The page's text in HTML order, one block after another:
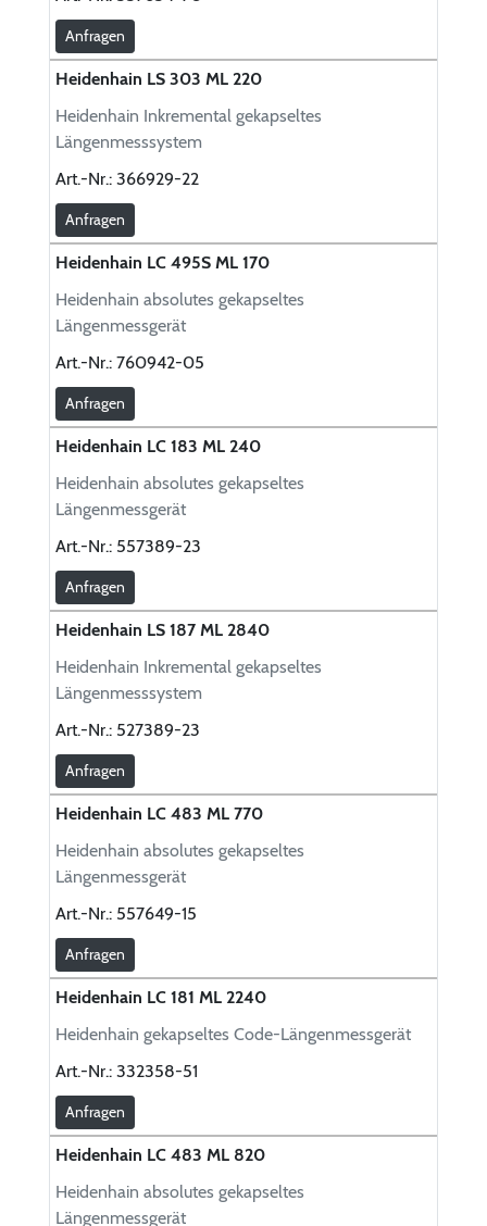
Anfragen
Heidenhain LS 303 ML 220
Heidenhain Inkremental gekapseltes
Längenmesssystem
Art.-Nr.: 366929-22
Anfragen
Heidenhain LC 495S ML 170
Heidenhain absolutes gekapseltes
Längenmessgerät
Art.-Nr.: 760942-05
Anfragen
Heidenhain LC 183 ML 240
Heidenhain absolutes gekapseltes
Längenmessgerät
Art.-Nr.: 557389-23
Anfragen
Heidenhain LS 187 ML 2840
Heidenhain Inkremental gekapseltes
Längenmesssystem
Art.-Nr.: 527389-23
Anfragen
Heidenhain LC 483 ML 770
Heidenhain absolutes gekapseltes
Längenmessgerät
Art.-Nr.: 557649-15
Anfragen
Heidenhain LC 181 ML 2240
Heidenhain gekapseltes Code-Längenmessgerät
Art.-Nr.: 332358-51
Anfragen
Heidenhain LC 483 ML 820
Heidenhain absolutes gekapseltes
Längenmessgerät